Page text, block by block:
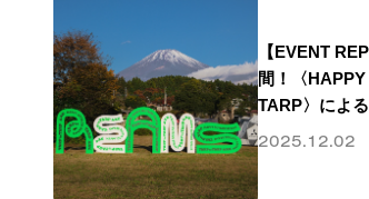
【EVENT
間！〈
TARP〉によ
2025.12.02